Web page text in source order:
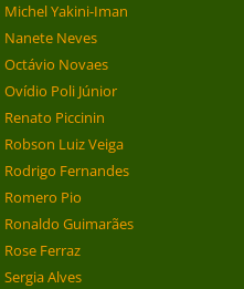
Michel Yakini-Iman
Nanete Neves
Octávio Novaes
Ovídio Poli Júnior
Renato Piccinin
Robson Luiz Veiga
Rodrigo Fernandes
Romero Pio
Ronaldo Guimarães
Rose Ferraz
Sergia Alves